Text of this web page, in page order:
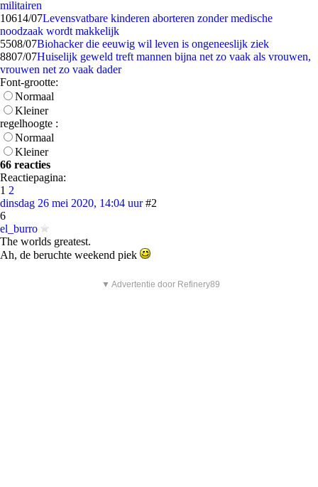
militairen
10614/07Levensvatbare kinderen aborteren zonder medische
noodzaak wordt makkelijk
5508/07Biohacker die eeuwig wil leven is ongeneeslijk ziek
8807/07Huiselijk geweld treft mannen bijna net zo vaak als vrouwen,
vrouwen net zo vaak dader
Font-grootte:
Normaal
Kleiner
regelhoogte :
Normaal
Kleiner
66 reacties
Reactiepagina:
1 2
dinsdag 26 mei 2020, 14:04 uur #2
6
el_burro
The worlds greatest.
Ah, de beruchte weekend piek
▼ Advertentie door Refinery89